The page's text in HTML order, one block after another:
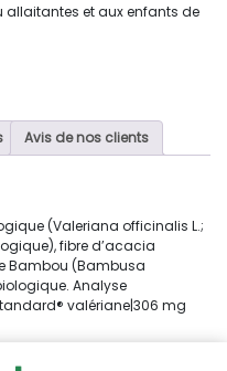
allaitantes et aux enfants de
Avis de nos clients
(Valeriana officinalis L.;
fibre d’acacia
Bambou (Bambusa
Analyse
valériane|306 mg